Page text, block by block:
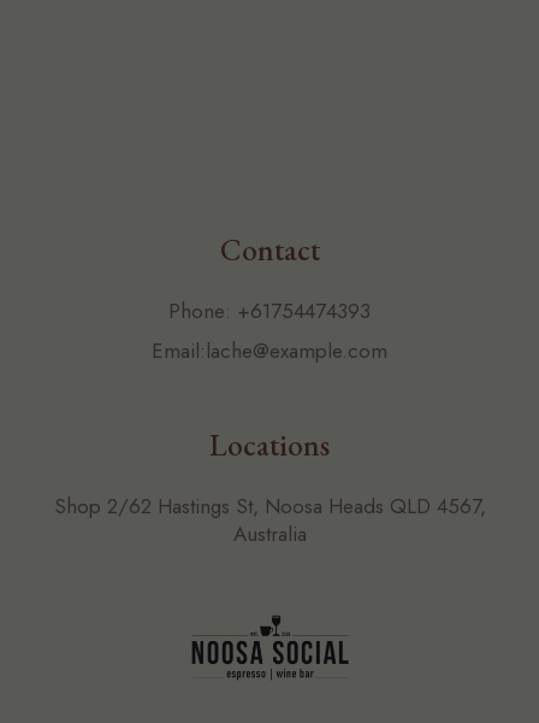
Contact
Phone: +61754474393
Email:lache@example.com
Locations
Shop 2/62 Hastings St, Noosa Heads QLD 4567,
Australia